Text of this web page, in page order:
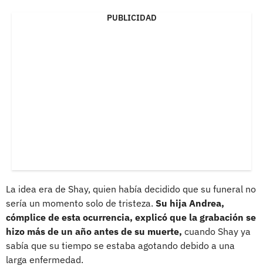
PUBLICIDAD
La idea era de Shay, quien había decidido que su funeral no
sería un momento solo de tristeza. Su hija Andrea,
cómplice de esta ocurrencia, explicó que la grabación se
hizo más de un año antes de su muerte, cuando Shay ya
sabía que su tiempo se estaba agotando debido a una
larga enfermedad.